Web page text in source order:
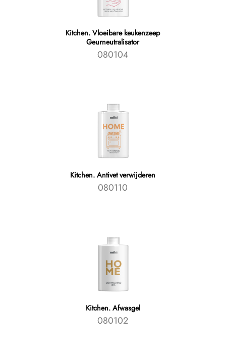
Kitchen. Vloeibare keukenzeep
Geurneutralisator
080104
Kitchen. Antivet verwijderen
080110
Kitchen. Afwasgel
080102